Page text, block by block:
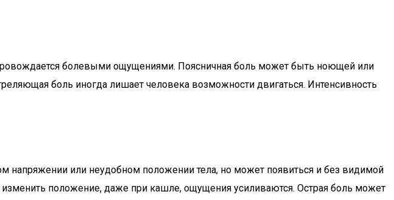
болевыми ощущениями. Поясничная боль может быть ноющей или
боль иногда лишает человека возможности двигаться. Интенсивность
напряжении или неудобном положении тела, но может появиться и без видимой
положение, даже при кашле, ощущения усиливаются. Острая боль может